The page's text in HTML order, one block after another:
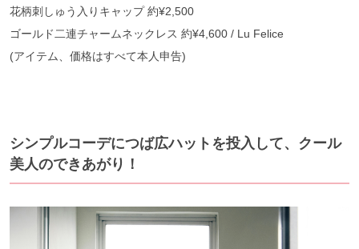
花柄刺しゅう入りキャップ 約¥2,500
ゴールド二連チャームネックレス 約¥4,600 / Lu Felice
(アイテム、価格はすべて本人申告)
シンプルコーデにつば広ハットを投入して、クール
美人のできあがり！